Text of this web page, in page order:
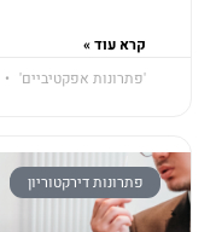
קרא עוד »
'פתרונות אפקטיביים'
פתרונות דירקטוריון